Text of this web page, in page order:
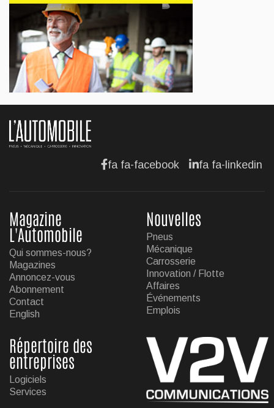
Jul 13, 2026
AFFAIRES
Maserati se recherche un partenaire
Jul 12, 2026
AFFAIRES
Hyundai dévoile sa nouvelle Elantra
Jul 11, 2026
fa fa-facebook fa fa-linkedin
Magazine
L'Automobile
Qui sommes-nous?
Magazines
Annoncez-vous
Abonnement
Contact
English
Nouvelles
Pneus
Mécanique
Carrosserie
Innovation / Flotte
Affaires
Événements
Emplois
Répertoire des
entreprises
Logiciels
Services